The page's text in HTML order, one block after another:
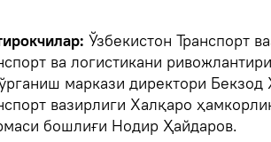
Ўзбекистон Транспорт
ва логистикани
маркази директори Бекзод
вазирлиги Халқаро
бошлиғи Нодир Ҳайдаров.